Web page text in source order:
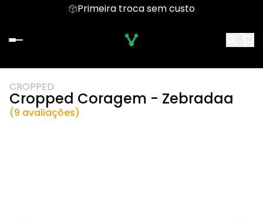
Primeira troca sem custo
CROPPED
Cropped Coragem - Zebradaa
(9 avaliações)